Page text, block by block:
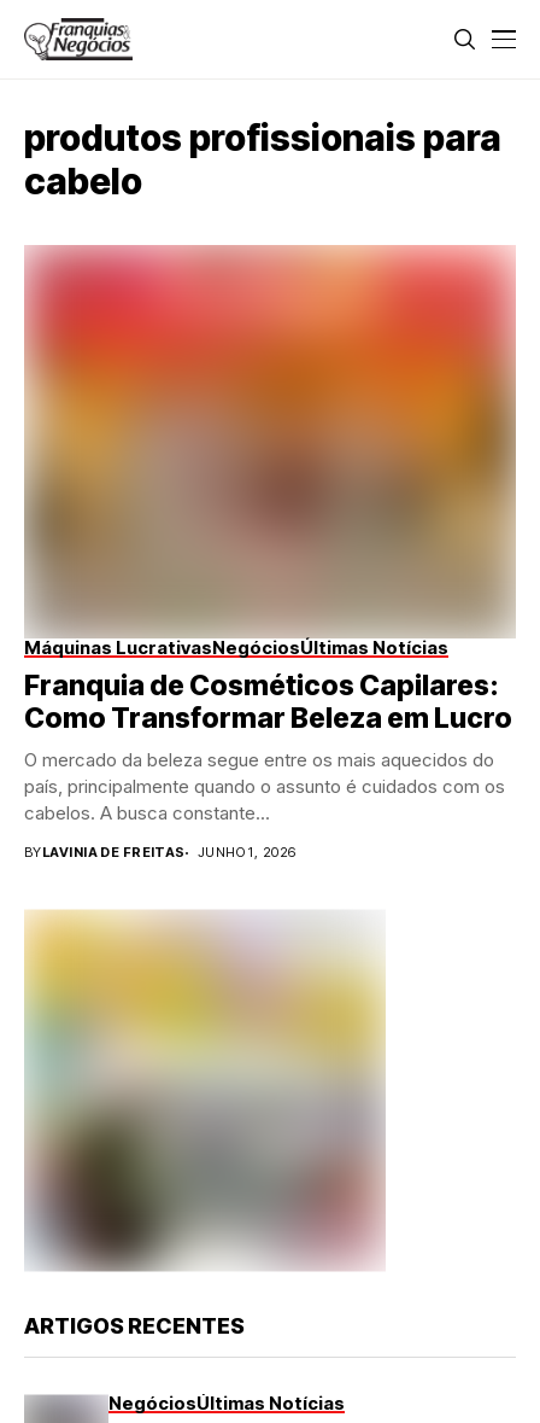
produtos profissionais para
cabelo
Máquinas LucrativasNegóciosÚltimas Notícias
Franquia de Cosméticos Capilares:
Como Transformar Beleza em Lucro
O mercado da beleza segue entre os mais aquecidos do
país, principalmente quando o assunto é cuidados com os
cabelos. A busca constante...
BYLAVINIA DE FREITAS JUNHO 1, 2026
ARTIGOS RECENTES
NegóciosÚltimas Notícias